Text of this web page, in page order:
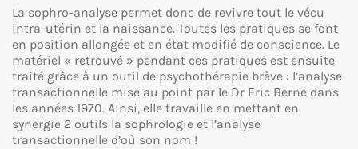
La sophro-analyse permet donc de revivre tout le vécu
intra-utérin et la naissance. Toutes les pratiques se font
en position allongée et en état modifié de conscience. Le
matériel « retrouvé » pendant ces pratiques est ensuite
traité grâce à un outil de psychothérapie brève : l’analyse
transactionnelle mise au point par le Dr Eric Berne dans
les années 1970. Ainsi, elle travaille en mettant en
synergie 2 outils la sophrologie et l’analyse
transactionnelle d’où son nom !